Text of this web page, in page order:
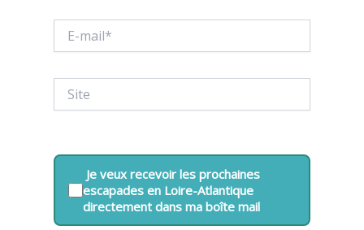
mail*
Je veux recevoir les prochaines
escapades en Loire-Atlantique
directement dans ma boîte mail